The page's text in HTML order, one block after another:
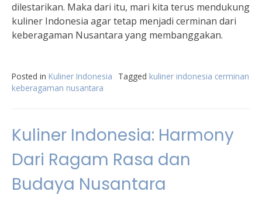
dilestarikan. Maka dari itu, mari kita terus mendukung
kuliner Indonesia agar tetap menjadi cerminan dari
keberagaman Nusantara yang membanggakan.
Posted in Kuliner Indonesia Tagged kuliner indonesia cerminan
keberagaman nusantara
Kuliner Indonesia: Harmony
Dari Ragam Rasa dan
Budaya Nusantara